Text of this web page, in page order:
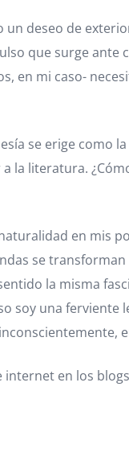
deseo de
que surge
en mi caso-
se erige como
la literatura.
en mis
se
la misma
soy una ferviente
internet en los